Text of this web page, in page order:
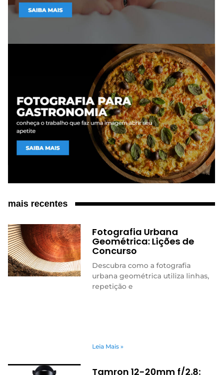
mais recentes
Fotografia Urbana
Geométrica: Lições de
Concurso
Descubra como a fotografia
urbana geométrica utiliza linhas,
repetição e
Leia Mais »
Tamron 12-20mm f/2.8: